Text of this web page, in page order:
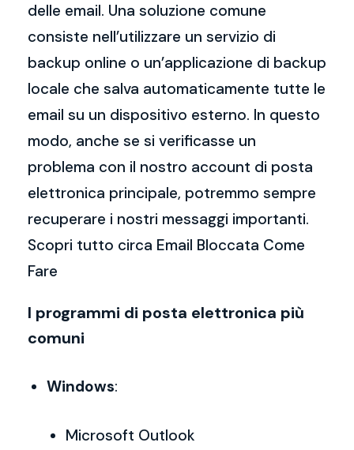
delle email. Una soluzione comune
consiste nell’utilizzare un servizio di
backup online o un’applicazione di backup
locale che salva automaticamente tutte le
email su un dispositivo esterno. In questo
modo, anche se si verificasse un
problema con il nostro account di posta
elettronica principale, potremmo sempre
recuperare i nostri messaggi importanti.
Scopri tutto circa Email Bloccata Come
Fare
I programmi di posta elettronica più
comuni
Windows:
Microsoft Outlook